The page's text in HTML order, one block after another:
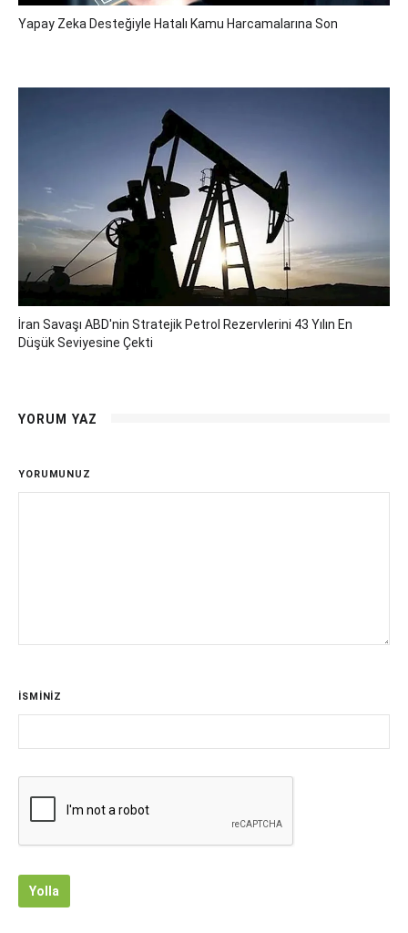
Yapay Zeka Desteğiyle Hatalı Kamu Harcamalarına Son
İran Savaşı ABD'nin Stratejik Petrol Rezervlerini 43 Yılın En
Düşük Seviyesine Çekti
YORUM YAZ
YORUMUNUZ
İSMİNİZ
Yolla